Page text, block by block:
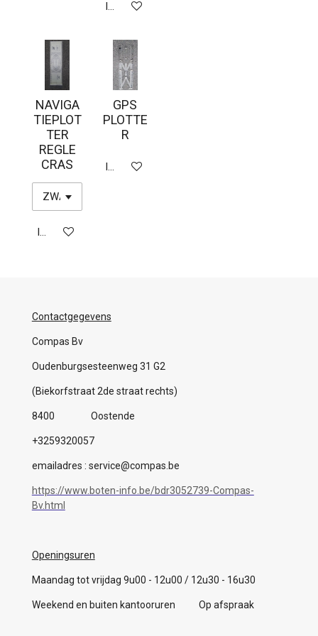
In winkelwagen
NAVIGA
TIEPLOT
TER
REGLE
CRAS
In winkelwagen
GPS
PLOTTE
R
In winkelwagen
Contactgegevens
Compas Bv
Oudenburgsesteenweg 31 G2
(Biekorfstraat 2de straat rechts)
8400 Oostende
+3259320057
emailadres : service@compas.be
https://www.boten-info.be/bdr3052739-Compas-
Bv.html
Openingsuren
Maandag tot vrijdag 9u00 - 12u00 / 12u30 - 16u30
Weekend en buiten kantooruren Op afspraak